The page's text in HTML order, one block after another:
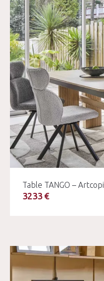
Table TANGO – Artcopi
3233 €